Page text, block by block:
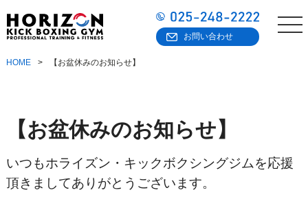
お問い合わせ
HOME 【お盆休みのお知らせ】
【お盆休みのお知らせ】
いつもホライズン・キックボクシングジムを応援
頂きましてありがとうございます。